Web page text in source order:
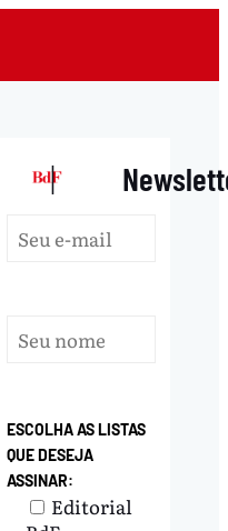
|
ESCOLHA AS LISTAS
QUE DESEJA
ASSINAR:
Editorial